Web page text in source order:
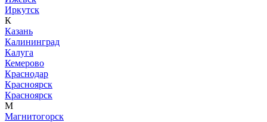
Иркутск
К
Казань
Калининград
Калуга
Кемерово
Краснодар
Красноярск
Красноярск
М
Магнитогорск